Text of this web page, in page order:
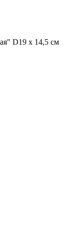
D19 х 14,5 см